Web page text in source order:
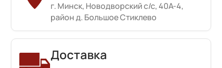
г. Минск, Новодворский с/с, 40А-4,
район д. Большое Стиклево
Доставка